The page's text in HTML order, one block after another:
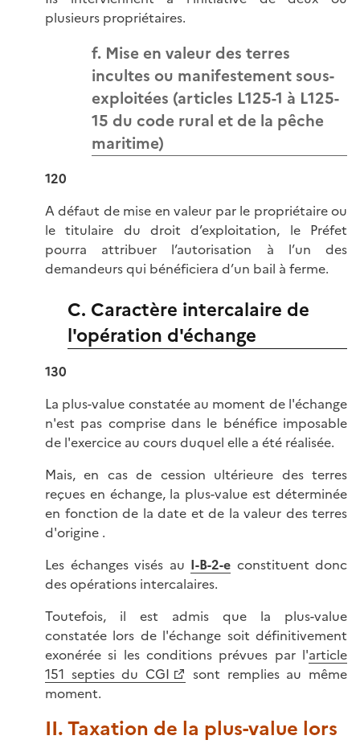
plusieurs propriétaires.
f. Mise en valeur des terres
incultes ou manifestement sous-
exploitées (articles L125-1 à L125-
15 du code rural et de la pêche
maritime)
120
A défaut de mise en valeur par le propriétaire ou
le titulaire du droit d’exploitation, le Préfet
pourra attribuer l’autorisation à l’un des
demandeurs qui bénéficiera d’un bail à ferme.
C. Caractère intercalaire de
l'opération d'échange
130
La plus-value constatée au moment de l'échange
n'est pas comprise dans le bénéfice imposable
de l'exercice au cours duquel elle a été réalisée.
Mais, en cas de cession ultérieure des terres
reçues en échange, la plus-value est déterminée
en fonction de la date et de la valeur des terres
d'origine .
Les échanges visés au I-B-2-e constituent donc
des opérations intercalaires.
Toutefois, il est admis que la plus-value
constatée lors de l'échange soit définitivement
exonérée si les conditions prévues par l'article
151 septies du CGI
sont remplies au même
moment.
II. Taxation de la plus-value lors